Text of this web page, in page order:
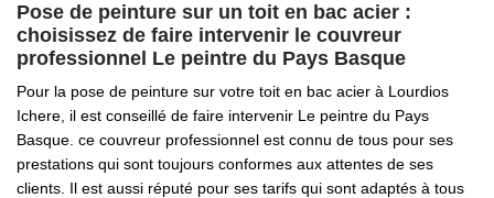
Pose de peinture sur un toit en bac acier :
choisissez de faire intervenir le couvreur
professionnel Le peintre du Pays Basque
Pour la pose de peinture sur votre toit en bac acier à Lourdios
Ichere, il est conseillé de faire intervenir Le peintre du Pays
Basque. ce couvreur professionnel est connu de tous pour ses
prestations qui sont toujours conformes aux attentes de ses
clients. Il est aussi réputé pour ses tarifs qui sont adaptés à tous